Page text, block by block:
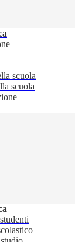
scuola
scuola